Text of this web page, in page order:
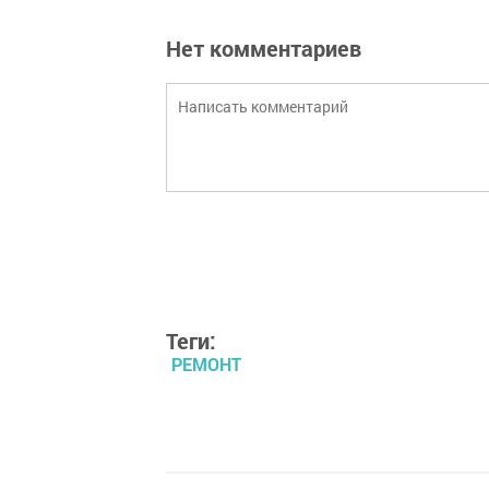
Нет комментариев
Теги:
РЕМОНТ